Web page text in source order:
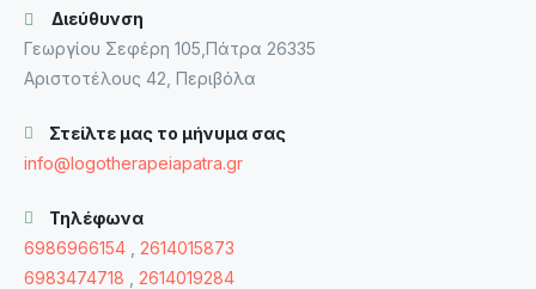
Διεύθυνση
Γεωργίου Σεφέρη 105,Πάτρα 26335
Αριστοτέλους 42, Περιβόλα
Στείλτε μας το μήνυμα σας
info@logotherapeiapatra.gr
Τηλέφωνα
6986966154
2614015873
6983474718
2614019284